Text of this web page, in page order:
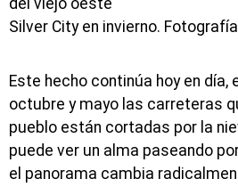
Silver City en invierno.
Este hecho continúa hoy en
octubre y mayo las carreteras
pueblo están cortadas por la
puede ver un alma paseando
el panorama cambia